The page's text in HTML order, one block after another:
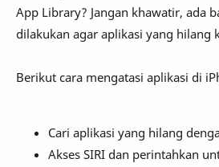
App Library? Jangan khawatir, ada
dilakukan agar aplikasi yang hilang
Berikut cara mengatasi aplikasi di
Cari aplikasi yang hilang
Akses SIRI dan perintahkan